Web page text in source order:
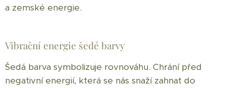
a zemské energie.
Vibrační energie šedé barvy
Šedá barva symbolizuje rovnováhu. Chrání před
negativní energií, která se nás snaží zahnat do